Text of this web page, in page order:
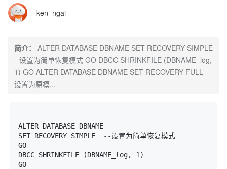
ken_ngai
简介：
ALTER DATABASE DBNAME SET RECOVERY SIMPLE
--设置为简单恢复模式 GO DBCC SHRINKFILE (DBNAME_log,
1) GO ALTER DATABASE DBNAME SET RECOVERY FULL --
设置为原模...
ALTER DATABASE DBNAME
SET RECOVERY SIMPLE  --设置为简单恢复模式
GO
DBCC SHRINKFILE (DBNAME_log, 1)
GO